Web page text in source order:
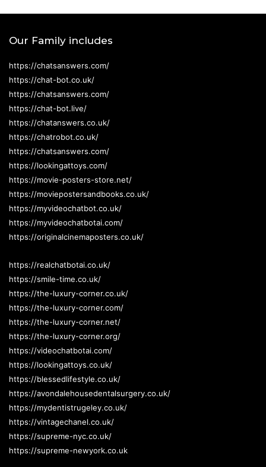
Our Family includes
https://chatsanswers.com/
https://chat-bot.co.uk/
https://chatsanswers.com/
https://chat-bot.live/
https://chatanswers.co.uk/
https://chatrobot.co.uk/
https://chatsanswers.com/
https://lookingattoys.com/
https://movie-posters-store.net/
https://moviepostersandbooks.co.uk/
https://myvideochatbot.co.uk/
https://myvideochatbotai.com/
https://originalcinemaposters.co.uk/
https://realchatbotai.co.uk/
https://smile-time.co.uk/
https://the-luxury-corner.co.uk/
https://the-luxury-corner.com/
https://the-luxury-corner.net/
https://the-luxury-corner.org/
https://videochatbotai.com/
https://lookingattoys.co.uk/
https://blessedlifestyle.co.uk/
https://avondalehousedentalsurgery.co.uk/
https://mydentistrugeley.co.uk/
https://vintagechanel.co.uk/
https://supreme-nyc.co.uk/
https://supreme-newyork.co.uk